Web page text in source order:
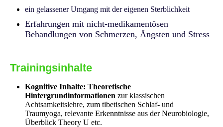
ein gelassener Umgang mit der eigenen Sterblichkeit
Erfahrungen mit nicht-medikamentösen
Behandlungen von Schmerzen, Ängsten und Stress
Trainingsinhalte
Kognitive Inhalte: Theoretische
Hintergrundinformationen zur klassischen
Achtsamkeitslehre, zum tibetischen Schlaf- und
Traumyoga, relevante Erkenntnisse aus der Neurobiologie,
Überblick Theory U etc.